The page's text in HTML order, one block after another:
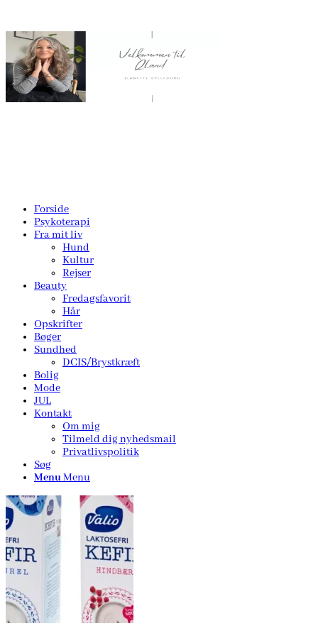
Forside
Psykoterapi
Fra mit liv
Hund
Kultur
Rejser
Beauty
Fredagsfavorit
Hår
Opskrifter
Bøger
Sundhed
DCIS/Brystkræft
Bolig
Mode
JUL
Kontakt
Om mig
Tilmeld dig nyhedsmail
Privatlivspolitik
Søg
MenuMenu